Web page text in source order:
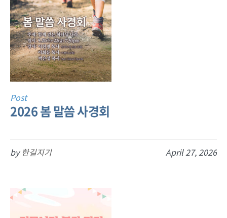
Post
2026 봄 말씀 사경회
April 27, 2026
by 한길지기